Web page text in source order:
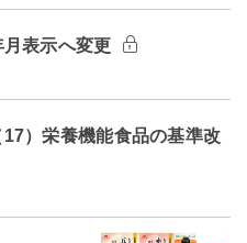
表示へ変更
）栄養機能食品の基準改